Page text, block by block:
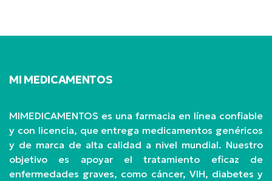
MI MEDICAMENTOS
MIMEDICAMENTOS es una farmacia en línea confiable
y con licencia, que entrega medicamentos genéricos
y de marca de alta calidad a nivel mundial. Nuestro
objetivo es apoyar el tratamiento eficaz de
enfermedades graves, como cáncer, VIH, diabetes y